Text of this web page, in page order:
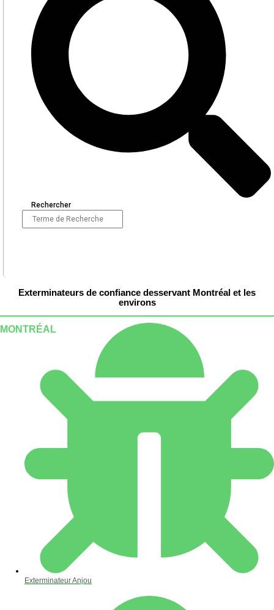
Rechercher
Exterminateurs de confiance desservant Montréal et les
environs
MONTRÉAL
Exterminateur Anjou